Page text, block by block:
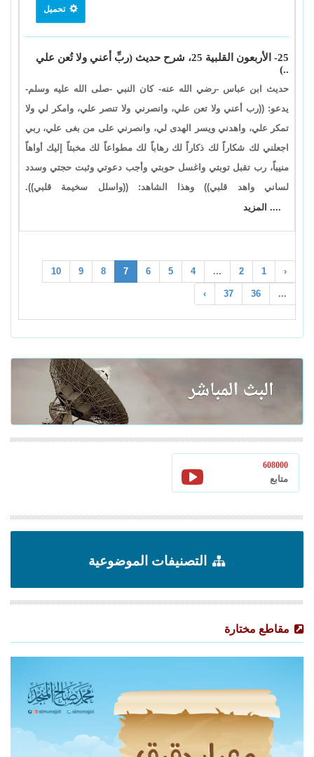
تحميل
25- الأربعون القلبية 25، شرح حديث (ربِّ أعني ولا تُعن علي
..)
حديث ابن عباس -رضي الله عنه- كان النبي -صلى الله عليه وسلم-
يدعو: ((رب أعني ولا تعن علي، وانصرني ولا تنصر علي، وامكر لي ولا
تمكر علي، واهدني ويسر الهدى لي، وانصرني على من بغى علي، ربي
اجعلني لك شكاراً لك ذكاراً لك رهاباً لك مطواعاً لك مخبتاً إليك أواهاً
منيباً، رب تقبل توبتي واغسل حوبتي وأجب دعوتي وثبت حجتي وسدد
لساني واهد قلبي)) وهذا الشاهد: ((واسلل سخيمة قلبي)).
.... المزيد
‹
1
2
...
4
5
6
7
8
9
10
...
36
37
›
608000
متابع
التصنيفات الموضوعية
مقاطع مختارة